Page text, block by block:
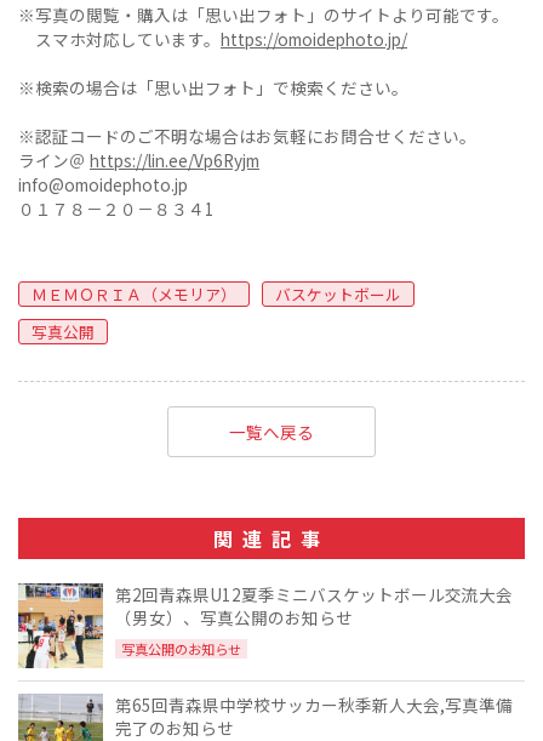
※写真の閲覧・購入は「思い出フォト」のサイトより可能です。
スマホ対応しています。 https://omoidephoto.jp/
※検索の場合は「思い出フォト」で検索ください。
※認証コードのご不明な場合はお気軽にお問合せください。
ライン＠ https://lin.ee/Vp6Ryjm
info@omoidephoto.jp
０１７８－２０－８３４1
ＭＥＭＯＲＩＡ（メモリア）
バスケットボール
写真公開
一覧へ戻る
関連記事
第2回青森県U12夏季ミニバスケットボール交流大会
（男女）、写真公開のお知らせ
写真公開のお知らせ
第65回青森県中学校サッカー秋季新人大会,写真準備
完了のお知らせ